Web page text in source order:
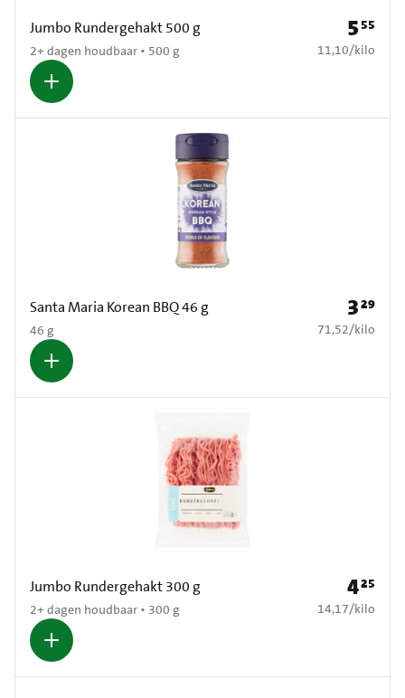
Jumbo Rundergehakt 500 g
2+ dagen houdbaar • 500 g
Prijs: €
555
€ 11,10 per kilo
11,10/kilo
Santa Maria Korean BBQ 46 g
46 g
Prijs: €
329
€ 71,52 per kilo
71,52/kilo
Jumbo Rundergehakt 300 g
2+ dagen houdbaar • 300 g
Prijs: €
425
€ 14,17 per kilo
14,17/kilo